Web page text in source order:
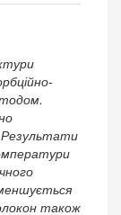
Результати
також